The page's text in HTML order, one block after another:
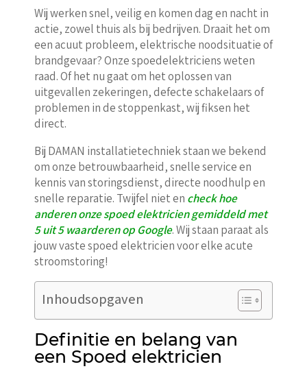
Wij werken snel, veilig en komen dag en nacht in
actie, zowel thuis als bij bedrijven. Draait het om
een acuut probleem, elektrische noodsituatie of
brandgevaar? Onze spoedelektriciens weten
raad. Of het nu gaat om het oplossen van
uitgevallen zekeringen, defecte schakelaars of
problemen in de stoppenkast, wij fiksen het
direct.
Bij DAMAN installatietechniek staan we bekend
om onze betrouwbaarheid, snelle service en
kennis van storingsdienst, directe noodhulp en
snelle reparatie. Twijfel niet en check hoe
anderen onze spoed elektricien gemiddeld met
5 uit 5 waarderen op Google. Wij staan paraat als
jouw vaste spoed elektricien voor elke acute
stroomstoring!
Inhoudsopgaven
Definitie en belang van
een Spoed elektricien